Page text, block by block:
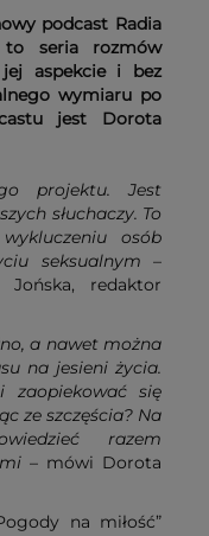
podcast Radia
to seria rozmów
aspekcie i bez
wymiaru po
jest Dorota
projektu. Jest
słuchaczy. To
osób
seksualnym –
redaktor
a nawet można
na jesieni życia.
się
ze szczęścia? Na
razem
– mówi Dorota
na miłość”